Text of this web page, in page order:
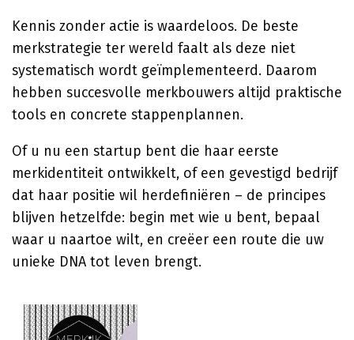
Kennis zonder actie is waardeloos. De beste
merkstrategie ter wereld faalt als deze niet
systematisch wordt geïmplementeerd. Daarom
hebben succesvolle merkbouwers altijd praktische
tools en concrete stappenplannen.
Of u nu een startup bent die haar eerste
merkidentiteit ontwikkelt, of een gevestigd bedrijf
dat haar positie wil herdefiniëren – de principes
blijven hetzelfde: begin met wie u bent, bepaal
waar u naartoe wilt, en creëer een route die uw
unieke DNA tot leven brengt.